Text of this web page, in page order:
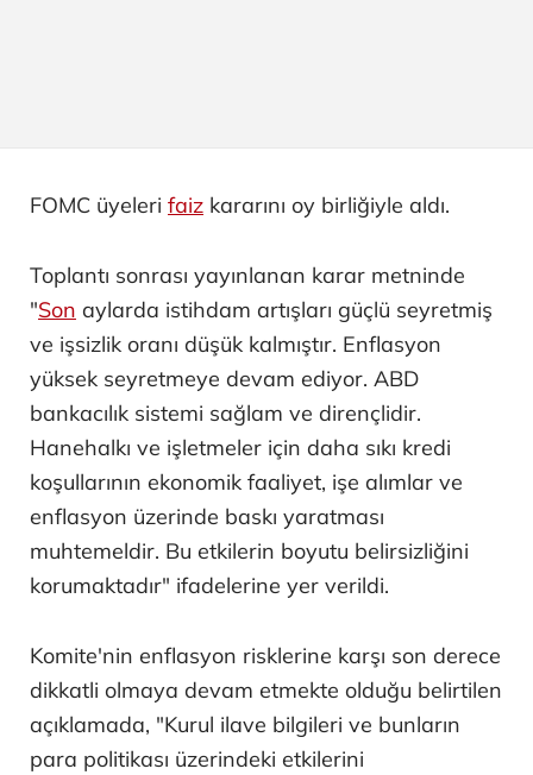
FOMC üyeleri faiz kararını oy birliğiyle aldı.
Toplantı sonrası yayınlanan karar metninde
"Son aylarda istihdam artışları güçlü seyretmiş
ve işsizlik oranı düşük kalmıştır. Enflasyon
yüksek seyretmeye devam ediyor. ABD
bankacılık sistemi sağlam ve dirençlidir.
Hanehalkı ve işletmeler için daha sıkı kredi
koşullarının ekonomik faaliyet, işe alımlar ve
enflasyon üzerinde baskı yaratması
muhtemeldir. Bu etkilerin boyutu belirsizliğini
korumaktadır" ifadelerine yer verildi.
Komite'nin enflasyon risklerine karşı son derece
dikkatli olmaya devam etmekte olduğu belirtilen
açıklamada, "Kurul ilave bilgileri ve bunların
para politikası üzerindeki etkilerini